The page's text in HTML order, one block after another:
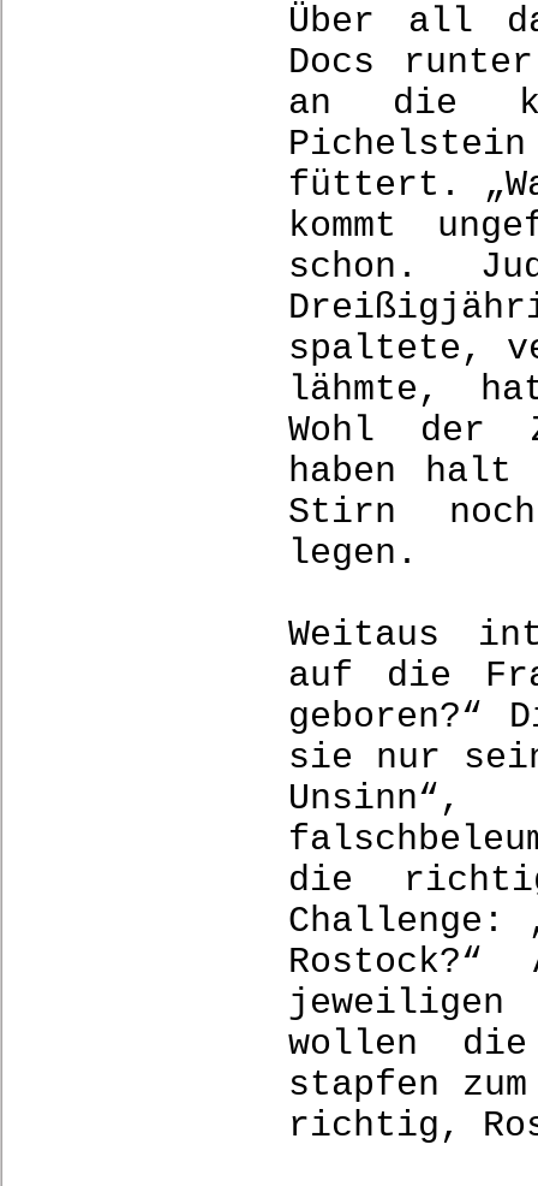
Über all
Docs
an die
füttert.
kommt
schon.
spaltete,
lähmte,
Wohl der
haben halt
Stirn
legen.
Weitaus
auf die
sie nur
die
Challenge:
wollen
stapfen
richtig,